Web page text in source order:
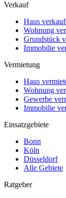
Verkauf
Haus
Wohnung
Grundstück
Immobilie
Vermietung
Haus
Wohnung
Gewerbe
Immobilie
Einsatzgebiete
Bonn
Köln
Düsseldorf
Alle Gebiete
Ratgeber